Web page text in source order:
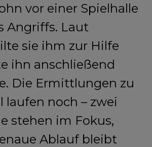
vor einer Spielhalle
Angriffs. Laut
sie ihm zur Hilfe
ihn anschließend
Die Ermittlungen zu
laufen noch – zwei
stehen im Fokus,
Ablauf bleibt